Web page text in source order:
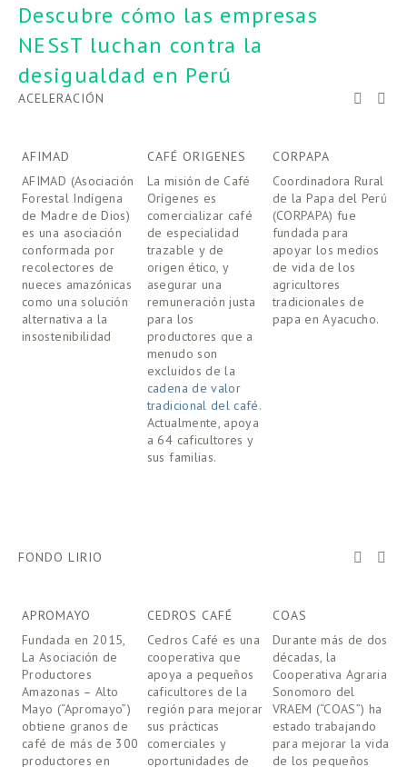
Descubre cómo las empresas
NESsT luchan contra la
desigualdad en Perú
ACELERACIÓN
AFIMAD
AFIMAD (Asociación
Forestal Indígena
de Madre de Dios)
es una asociación
conformada por
recolectores de
nueces amazónicas
como una solución
alternativa a la
insostenibilidad
CAFÉ ORIGENES
La misión de Café
Orígenes es
comercializar café
de especialidad
trazable y de
origen ético, y
asegurar una
remuneración justa
para los
productores que a
menudo son
excluidos de la
cadena de valor
tradicional del café.
Actualmente, apoya
a 64 caficultores y
sus familias.
CORPAPA
Coordinadora Rural
de la Papa del Perú
(CORPAPA) fue
fundada para
apoyar los medios
de vida de los
agricultores
tradicionales de
papa en Ayacucho.
FONDO LIRIO
APROMAYO
Fundada en 2015,
La Asociación de
Productores
Amazonas – Alto
Mayo (“Apromayo”)
obtiene granos de
café de más de 300
productores en
CEDROS CAFÉ
Cedros Café es una
cooperativa que
apoya a pequeños
caficultores de la
región para mejorar
sus prácticas
comerciales y
oportunidades de
COAS
Durante más de dos
décadas, la
Cooperativa Agraria
Sonomoro del
VRAEM (“COAS”) ha
estado trabajando
para mejorar la vida
de los pequeños